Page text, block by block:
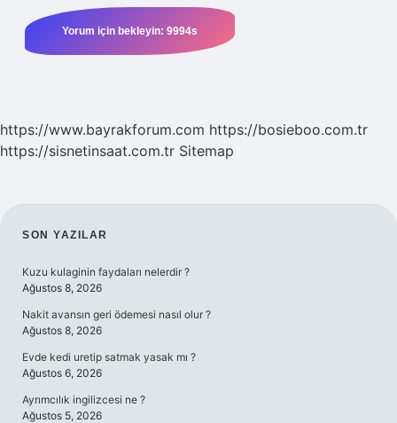
https://www.bayrakforum.com https://bosieboo.com.tr
https://sisnetinsaat.com.tr Sitemap
SIDEBAR
SON YAZILAR
Kuzu kulaginin faydaları nelerdir ?
Ağustos 8, 2026
Nakit avansın geri ödemesi nasıl olur ?
Ağustos 8, 2026
Evde kedi uretip satmak yasak mı ?
Ağustos 6, 2026
Ayrımcılık ingilizcesi ne ?
Ağustos 5, 2026